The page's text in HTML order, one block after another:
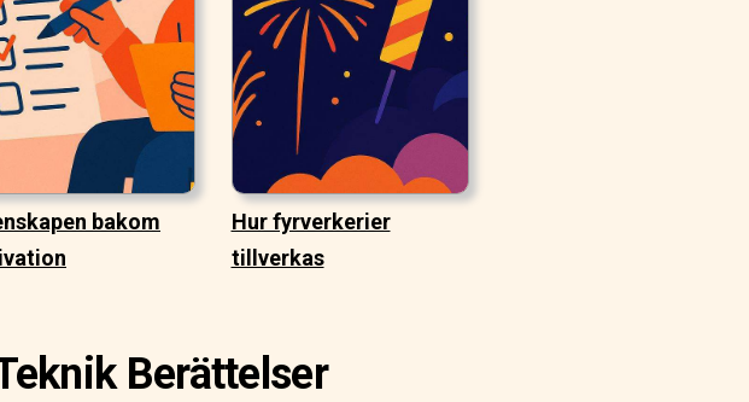
bakom
Hur fyrverkerier
tillverkas
Berättelser